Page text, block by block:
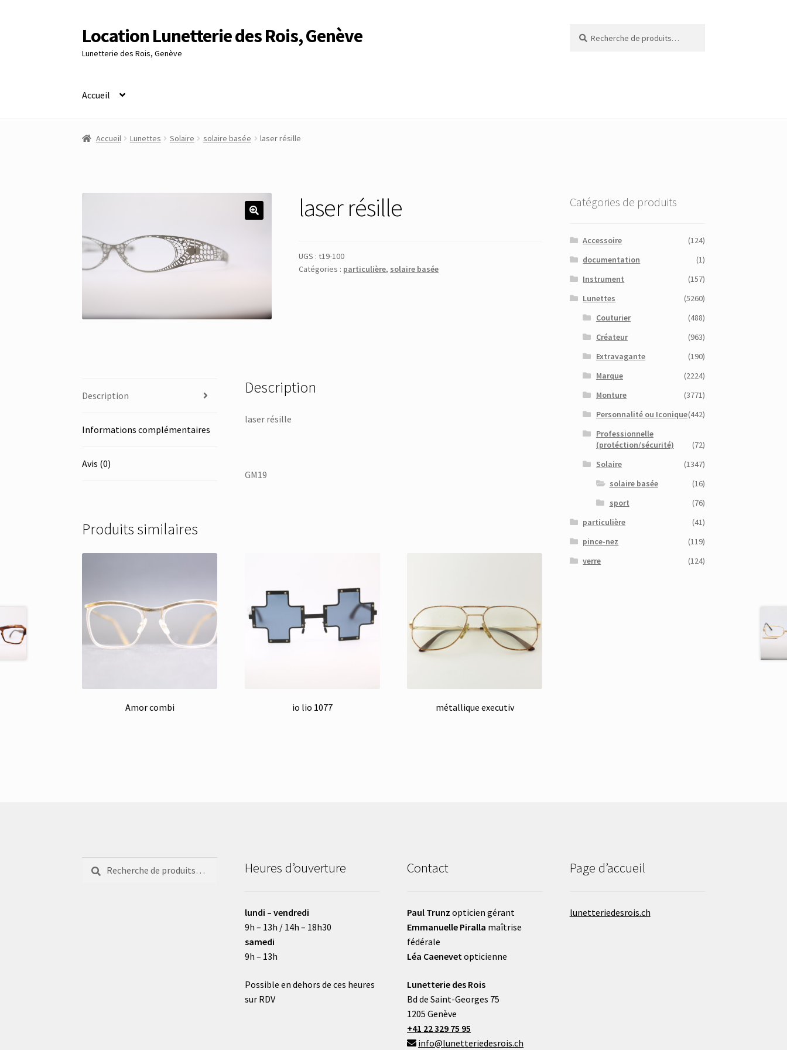
Aller
à
la
Aller
au
contenu
Location Lunetterie des Rois, Genève
Lunetterie des Rois, Genève
pour :
Accueil
Accueil Altimètre Artaria Genève Commande CompteCompte
Accueil Lunettes Solaire solaire basée laser résille
laser résille
UGS :t19-100
Catégories : particulière, solaire basée
Description
Informations complémentaires
Avis (0)
Description
laser résille
GM19
Produits similaires
Amor combi io lio 1077 métallique executiv
Catégories de produits
Accessoire
(124)
documentation
(1)
Instrument
(157)
Lunettes
(5260)
Couturier
(488)
Créateur
(963)
Extravagante
(190)
Marque
(2224)
Monture
(3771)
Personnalité ou Iconique(442)
Professionnelle
(protéction/sécurité)
(72)
Solaire
(1347)
solaire basée
(16)
sport
(76)
particulière
(41)
pince-nez
(119)
verre
(124)
pour :
Heures d’ouverture
lundi – vendredi
9h – 13h / 14h – 18h30
samedi
9h – 13h
Possible en dehors de ces heures
sur RDV
Contact
Paul Trunz opticien gérant
Emmanuelle Piralla maîtrise
fédérale
Léa Caenevet opticienne
Lunetterie des Rois
Bd de Saint-Georges 75
1205 Genève
+41 22 329 75 95
info@lunetteriedesrois.ch
Page d’accueil
lunetteriedesrois.ch